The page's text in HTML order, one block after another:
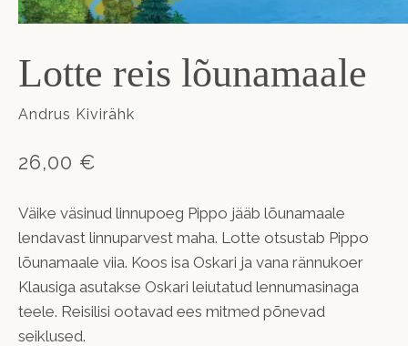
Lotte reis lõunamaale
Andrus Kivirähk
26,00 €
Väike väsinud linnupoeg Pippo jääb lõunamaale
lendavast linnuparvest maha. Lotte otsustab Pippo
lõunamaale viia. Koos isa Oskari ja vana rännukoer
Klausiga asutakse Oskari leiutatud lennumasinaga
teele. Reisilisi ootavad ees mitmed põnevad
seiklused.